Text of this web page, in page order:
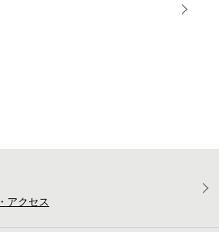
・アクセス